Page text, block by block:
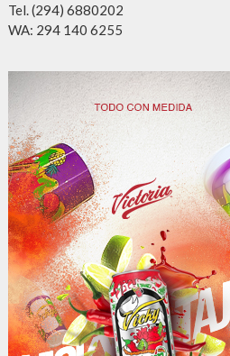
Tel. (294) 6880202
WA: 294 140 6255